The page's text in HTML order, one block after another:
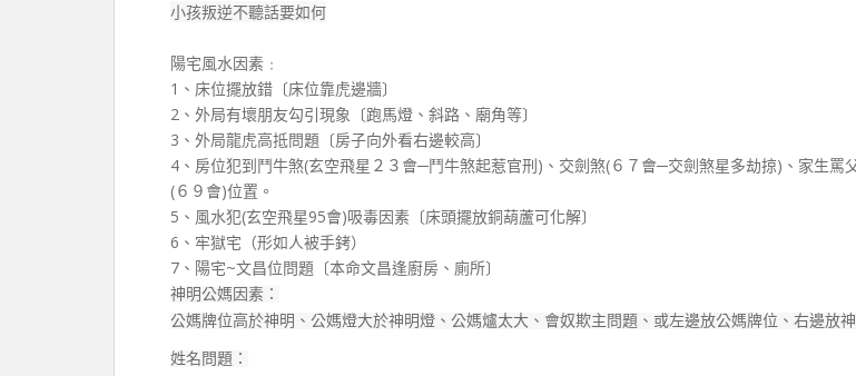
小孩叛逆不聽話要如何
陽宅風水因素﹕
1、床位擺放錯〔床位靠虎邊牆〕
2、外局有壞朋友勾引現象〔跑馬燈、斜路、廟角等〕
3、外局龍虎高抵問題〔房子向外看右邊較高〕
4、房位犯到鬥牛煞(玄空飛星２３會─鬥牛煞起惹官刑)、交劍煞(６７會─交劍煞星多劫掠)、家生罵
(６９會)位置。
5、風水犯(玄空飛星95會)吸毒因素〔床頭擺放銅葫蘆可化解〕
6、牢獄宅（形如人被手銬）
7、陽宅~文昌位問題〔本命文昌逢廚房、廁所〕
神明公媽因素：
公媽牌位高於神明、公媽燈大於神明燈、公媽爐太大、會奴欺主問題、或左邊放公媽牌位、右邊放神
姓名問題：